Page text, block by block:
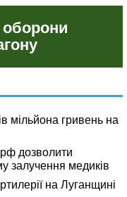
оборони
мільйона гривень на
дозволити
залучення медиків
на Луганщині